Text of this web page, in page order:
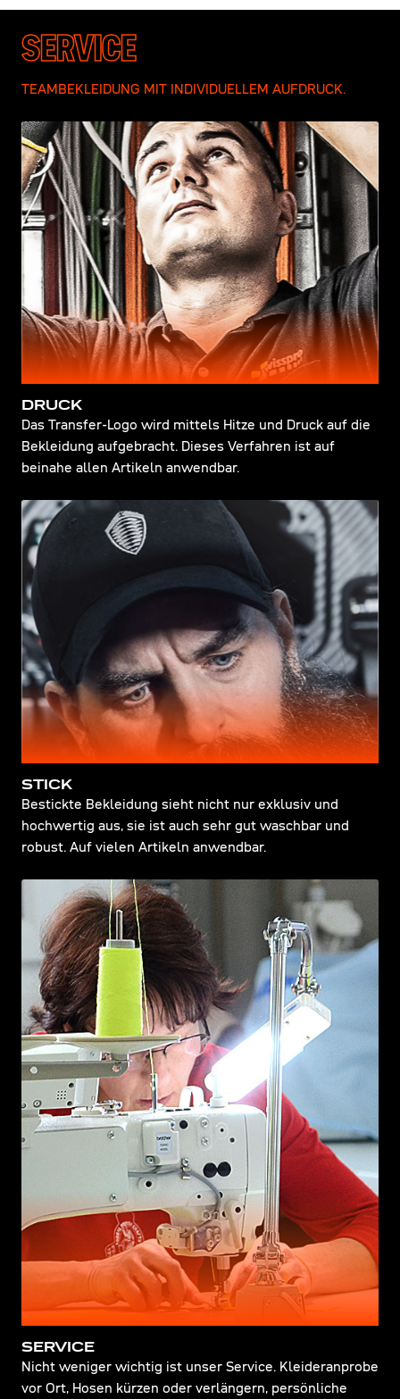
SERVICE
TEAMBEKLEIDUNG MIT INDIVIDUELLEM AUFDRUCK.
DRUCK
Das Transfer-Logo wird mittels Hitze und Druck auf die
Bekleidung aufgebracht. Dieses Verfahren ist auf
beinahe allen Artikeln anwendbar.
STICK
Bestickte Bekleidung sieht nicht nur exklusiv und
hochwertig aus, sie ist auch sehr gut waschbar und
robust. Auf vielen Artikeln anwendbar.
SERVICE
Nicht weniger wichtig ist unser Service. Kleideranprobe
vor Ort, Hosen kürzen oder verlängern, persönliche